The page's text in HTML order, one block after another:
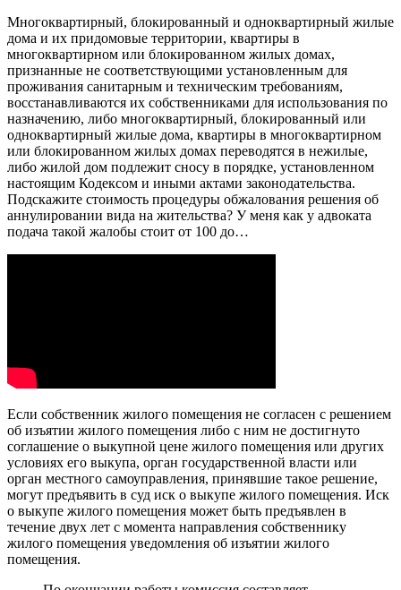
Многоквартирный, блокированный и одноквартирный жилые
дома и их придомовые территории, квартиры в
многоквартирном или блокированном жилых домах,
признанные не соответствующими установленным для
проживания санитарным и техническим требованиям,
восстанавливаются их собственниками для использования по
назначению, либо многоквартирный, блокированный или
одноквартирный жилые дома, квартиры в многоквартирном
или блокированном жилых домах переводятся в нежилые,
либо жилой дом подлежит сносу в порядке, установленном
настоящим Кодексом и иными актами законодательства.
Подскажите стоимость процедуры обжалования решения об
аннулировании вида на жительства? У меня как у адвоката
подача такой жалобы стоит от 100 до…
Если собственник жилого помещения не согласен с решением
об изъятии жилого помещения либо с ним не достигнуто
соглашение о выкупной цене жилого помещения или других
условиях его выкупа, орган государственной власти или
орган местного самоуправления, принявшие такое решение,
могут предъявить в суд иск о выкупе жилого помещения. Иск
о выкупе жилого помещения может быть предъявлен в
течение двух лет с момента направления собственнику
жилого помещения уведомления об изъятии жилого
помещения.